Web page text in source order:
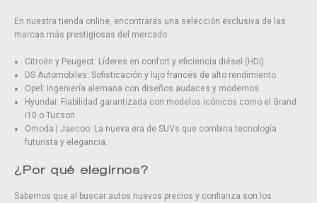
En nuestra tienda online, encontrarás una selección exclusiva de las
marcas más prestigiosas del mercado:
Citroën y Peugeot: Líderes en confort y eficiencia diésel (HDi).
DS Automobiles: Sofisticación y lujo francés de alto rendimiento.
Opel: Ingeniería alemana con diseños audaces y modernos.
Hyundai: Fiabilidad garantizada con modelos icónicos como el Grand
i10 o Tucson.
Omoda | Jaecoo: La nueva era de SUVs que combina tecnología
futurista y elegancia.
¿Por qué elegirnos?
Sabemos que al buscar autos nuevos precios y confianza son los